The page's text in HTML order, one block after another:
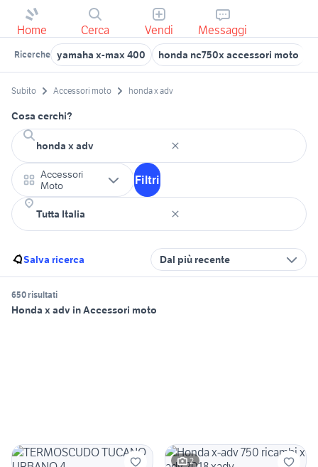
Home Cerca Vendi Messaggi
Ricerche yamaha x-max 400 honda nc750x accessori moto
Subito Accessori moto honda x adv
Cosa cerchi?
Accessori
Moto
Filtri
Salva ricerca Dal più recente
650 risultati
Honda x adv in Accessori moto
2